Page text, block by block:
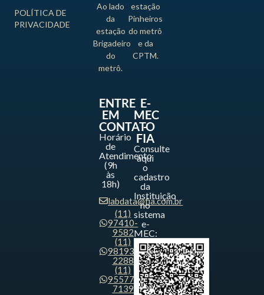
POLÍTICA DE
PRIVACIDADE
Ao lado
da
estação
Brigadeiro
do
metrô.
estação
Pinheiros
do metrô
e da
CPTM.
ENTRE
EM
CONTATO
Horário
de
Atendimento
(9h
às
18h)
labdata@fia.com.br
(11)
97410-
9582
(11)
98193-
2288
(11)
95577-
7139
E-
MEC
-
FIA
Consulte
aqui
o
cadastro
da
Instituição
no
sistema
e-
MEC: